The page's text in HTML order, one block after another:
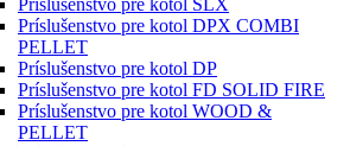
Príslušenstvo pre kotol SLX
Príslušenstvo pre kotol DPX COMBI
PELLET
Príslušenstvo pre kotol DP
Príslušenstvo pre kotol FD SOLID FIRE
Príslušenstvo pre kotol WOOD &
PELLET